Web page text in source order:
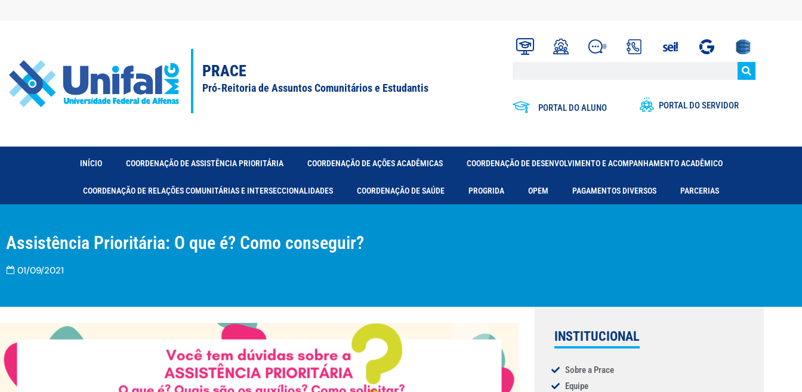
PRACE
Pró-Reitoria de Assuntos Comunitários e Estudantis
PORTAL DO ALUNO PORTAL DO SERVIDOR
INÍCIO COORDENAÇÃO DE ASSISTÊNCIA PRIORITÁRIA COORDENAÇÃO DE AÇÕES ACADÊMICAS COORDENAÇÃO DE DESENVOLVIMENTO E ACOMPANHAMENTO ACADÊMICO
COORDENAÇÃO DE RELAÇÕES COMUNITÁRIAS E INTERSECCIONALIDADES COORDENAÇÃO DE SAÚDE PROGRIDA OPEM PAGAMENTOS DIVERSOS PARCERIAS
Assistência Prioritária: O que é? Como conseguir?
01/09/2021
INSTITUCIONAL
Sobre a Prace
Equipe